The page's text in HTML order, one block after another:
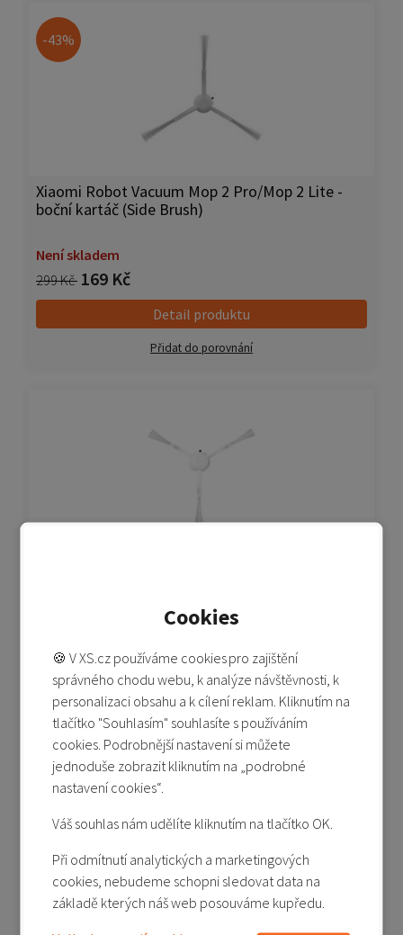
Cookies
🍪 V XS.cz používáme cookies pro zajištění
správného chodu webu, k analýze návštěvnosti, k
personalizaci obsahu a k cílení reklam. Kliknutím na
tlačítko "Souhlasím" souhlasíte s používáním
cookies. Podrobnější nastavení si můžete
jednoduše zobrazit kliknutím na „podrobné
nastavení cookies“.
Váš souhlas nám udělíte kliknutím na tlačítko OK.
Při odmítnutí analytických a marketingových
cookies, nebudeme schopni sledovat data na
základě kterých náš web posouváme kupředu.
-43%
Xiaomi Robot Vacuum Mop 2 Pro/Mop 2 Lite -
boční kartáč (Side Brush)
Není skladem
299 Kč 169 Kč
Detail produktu
Přidat do porovnání
299 Kč
Detail produktu
Přidat do porovnání